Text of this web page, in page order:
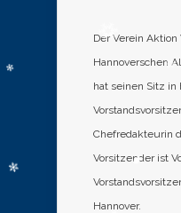
Der Verein
Hannoverschen
hat seinen Sitz in
Chefredakteurin
Vorsitzender ist
Hannover.